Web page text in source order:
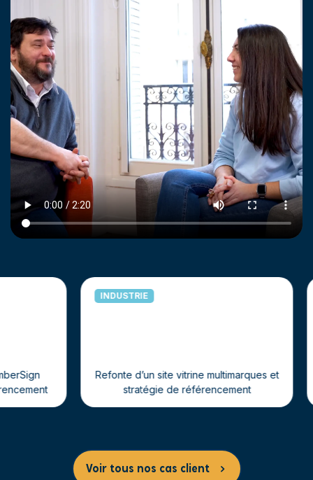
Refonte d’un site vitrine multimarques et
stratégie de référencement
Voir tous nos cas client